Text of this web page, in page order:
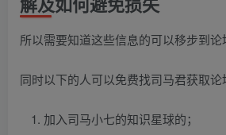
所以需要知道这些信息的可以移步到论
同时以下的人可以免费找司马君获取论
加入司马小七的知识星球的；